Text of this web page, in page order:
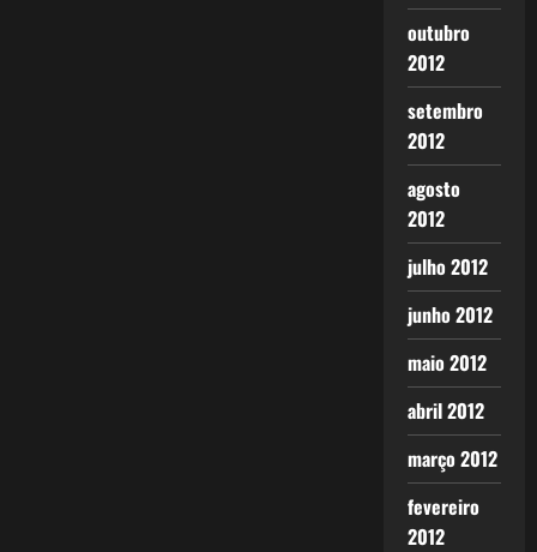
outubro
2012
setembro
2012
agosto
2012
julho 2012
junho 2012
maio 2012
abril 2012
março 2012
fevereiro
2012